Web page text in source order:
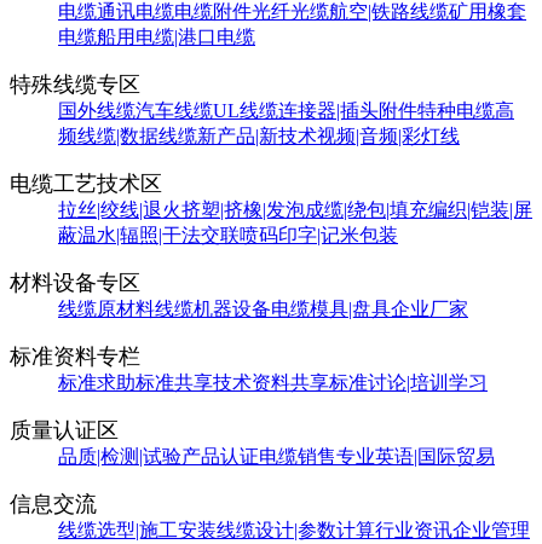
电缆通讯电缆电缆附件光纤光缆航空|铁路线缆矿用橡套
电缆船用电缆|港口电缆
特殊线缆专区
国外线缆汽车线缆UL线缆连接器|插头附件特种电缆高
频线缆|数据线缆新产品|新技术视频|音频|彩灯线
电缆工艺技术区
拉丝|绞线|退火挤塑|挤橡|发泡成缆|绕包|填充编织|铠装|屏
蔽温水|辐照|干法交联喷码印字|记米包装
材料设备专区
线缆原材料线缆机器设备电缆模具|盘具企业厂家
标准资料专栏
标准求助标准共享技术资料共享标准讨论|培训学习
质量认证区
品质|检测|试验产品认证电缆销售专业英语|国际贸易
信息交流
线缆选型|施工安装线缆设计|参数计算行业资讯企业管理